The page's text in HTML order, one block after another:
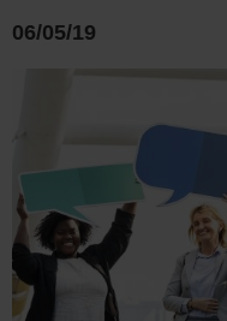
06/05/19